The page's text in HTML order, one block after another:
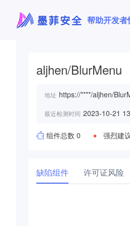
帮助开发
aljhen/BlurMenu
地址 https://****/aljhen/
最近检测时间 2023-10-21
组件总数 0 强烈建
缺陷组件 许可证风险